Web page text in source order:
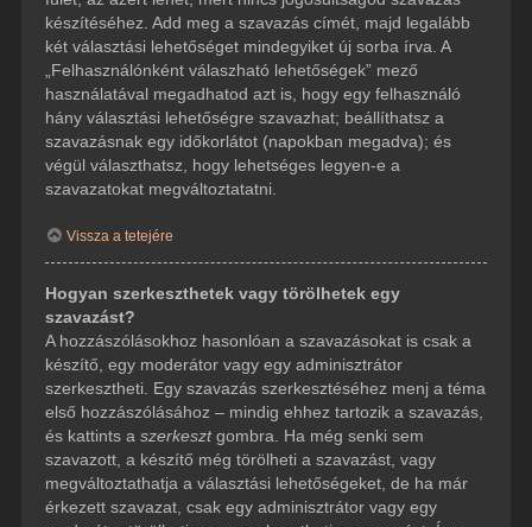
készítéséhez. Add meg a szavazás címét, majd legalább
két választási lehetőséget mindegyiket új sorba írva. A
„Felhasználónként válaszható lehetőségek” mező
használatával megadhatod azt is, hogy egy felhasználó
hány választási lehetőségre szavazhat; beállíthatsz a
szavazásnak egy időkorlátot (napokban megadva); és
végül választhatsz, hogy lehetséges legyen-e a
szavazatokat megváltoztatatni.
Vissza a tetejére
Hogyan szerkeszthetek vagy törölhetek egy
szavazást?
A hozzászólásokhoz hasonlóan a szavazásokat is csak a
készítő, egy moderátor vagy egy adminisztrátor
szerkesztheti. Egy szavazás szerkesztéséhez menj a téma
első hozzászólásához – mindig ehhez tartozik a szavazás,
és kattints a szerkesztgombra. Ha még senki sem
szavazott, a készítő még törölheti a szavazást, vagy
megváltoztathatja a választási lehetőségeket, de ha már
érkezett szavazat, csak egy adminisztrátor vagy egy